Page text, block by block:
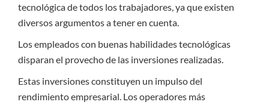
tecnológica de todos los trabajadores, ya que existen
diversos argumentos a tener en cuenta.
Los empleados con buenas habilidades tecnológicas
disparan el provecho de las inversiones realizadas.
Estas inversiones constituyen un impulso del
rendimiento empresarial. Los operadores más